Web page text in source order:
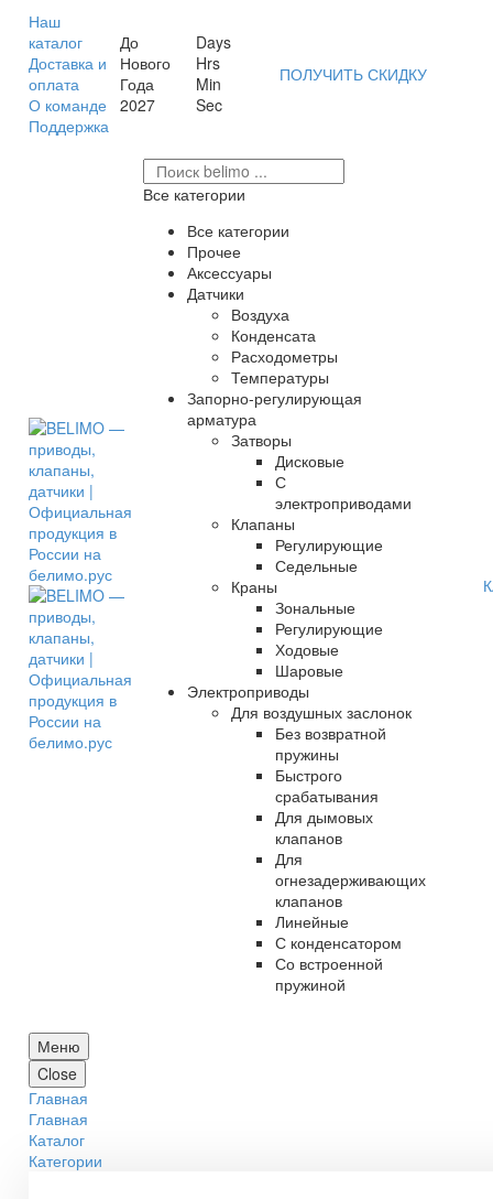
Наш
каталог
Доставка и
оплата
О команде
Поддержка
До
Нового
Года
2027
Days
Hrs
Min
Sec
ПОЛУЧИТЬ СКИДКУ
Все категории
Все категории
Прочее
Аксессуары
Датчики
Воздуха
Конденсата
Расходометры
Температуры
Запорно-регулирующая
арматура
Затворы
Дисковые
С
электроприводами
Клапаны
Регулирующие
Седельные
Краны
Зональные
Регулирующие
Ходовые
Шаровые
Электроприводы
Для воздушных заслонок
Без возвратной
пружины
Быстрого
срабатывания
Для дымовых
клапанов
Для
огнезадерживающих
клапанов
Линейные
С конденсатором
Со встроенной
пружиной
Меню
Close
Главная
Главная
Каталог
Категории